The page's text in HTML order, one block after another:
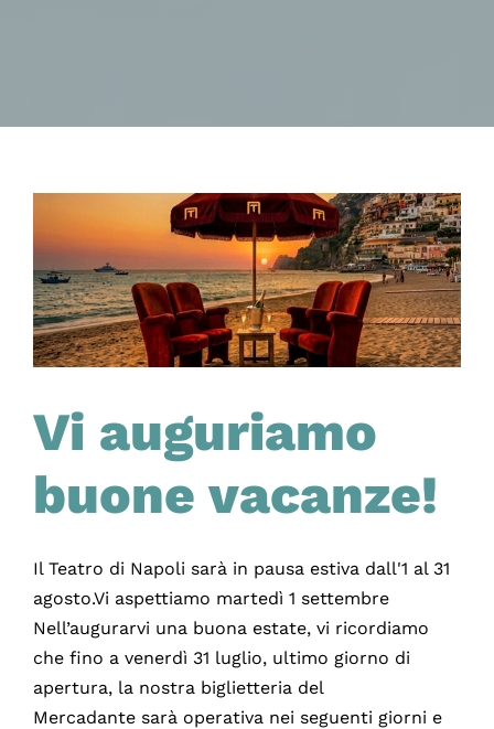
Vi auguriamo
buone vacanze!
Il Teatro di Napoli sarà in pausa estiva dall'1 al 31
agosto.Vi aspettiamo martedì 1 settembre
Nell’augurarvi una buona estate, vi ricordiamo
che fino a venerdì 31 luglio, ultimo giorno di
apertura, la nostra biglietteria del
Mercadante sarà operativa nei seguenti giorni e